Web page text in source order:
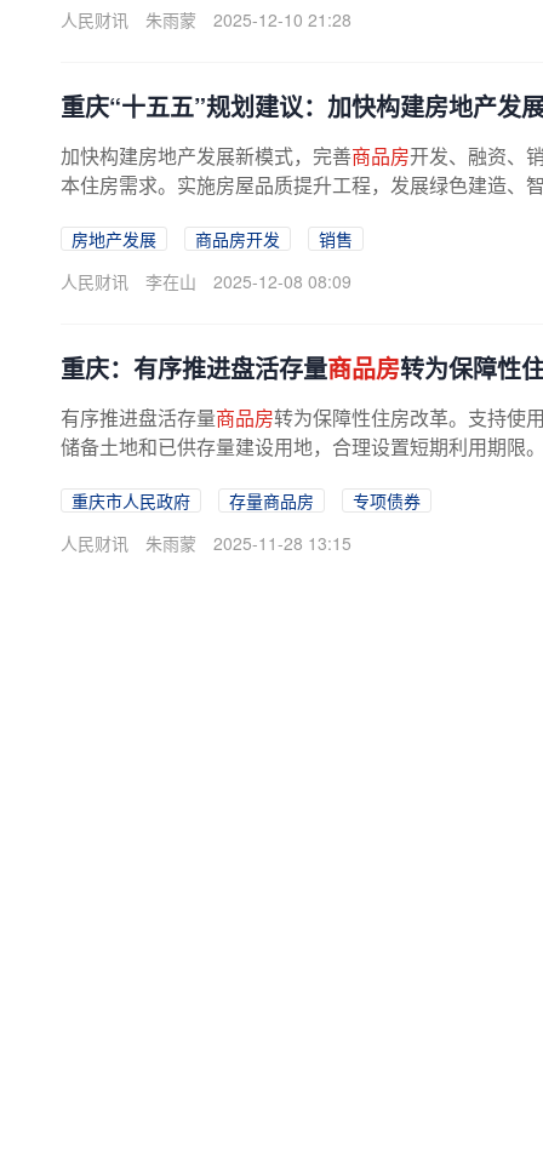
人民财讯
朱雨蒙 2025-12-10 21:28
重庆“十五五”规划建议：加快构建房地产发
加快构建房地产发展新模式，完善商品房开发、融资、
本住房需求。实施房屋品质提升工程，发展绿色建造、
房地产发展 商品房开发
销售
人民财讯
李在山 2025-12-08 08:09
重庆：有序推进盘活存量商品房转为保障性
有序推进盘活存量商品房转为保障性住房改革。支持使
储备土地和已供存量建设用地，合理设置短期利用期限
重庆市人民政府 存量商品房
专项债券
人民财讯
朱雨蒙 2025-11-28 13:15